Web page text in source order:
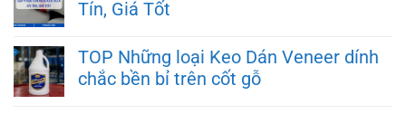
Tín, Giá Tốt
TOP Những loại Keo Dán Veneer dính
chắc bền bỉ trên cốt gỗ